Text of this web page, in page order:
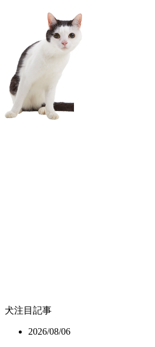
犬注目記事
2026/08/06